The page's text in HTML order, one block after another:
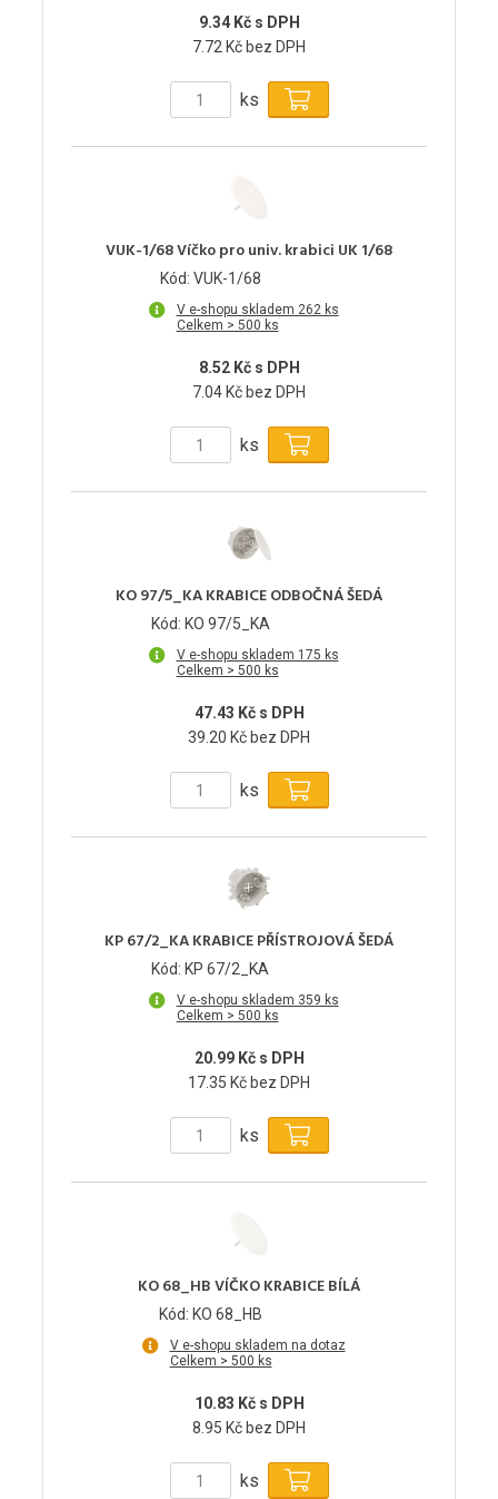
9.34 Kč s DPH
7.72 Kč bez DPH
ks
VUK-1/68 Víčko pro univ. krabici UK 1/68
Kód: VUK-1/68
V e-shopu skladem 262 ks
Celkem > 500 ks
8.52 Kč s DPH
7.04 Kč bez DPH
ks
KO 97/5_KA KRABICE ODBOČNÁ ŠEDÁ
Kód: KO 97/5_KA
V e-shopu skladem 175 ks
Celkem > 500 ks
47.43 Kč s DPH
39.20 Kč bez DPH
ks
KP 67/2_KA KRABICE PŘÍSTROJOVÁ ŠEDÁ
Kód: KP 67/2_KA
V e-shopu skladem 359 ks
Celkem > 500 ks
20.99 Kč s DPH
17.35 Kč bez DPH
ks
KO 68_HB VÍČKO KRABICE BÍLÁ
Kód: KO 68_HB
V e-shopu skladem na dotaz
Celkem > 500 ks
10.83 Kč s DPH
8.95 Kč bez DPH
ks